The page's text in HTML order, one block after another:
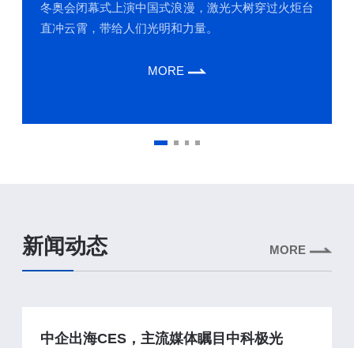
冬奥会闭幕式上演中国式浪漫，激光大树穿过火炬台
直冲云霄，带给人们光明和力量。
MORE
新闻动态 MORE
中企出海CES，主流媒体瞩目中科极光